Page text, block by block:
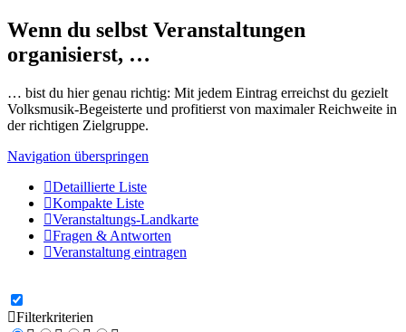
Wenn du selbst Veranstaltungen
organisierst, …
… bist du hier genau richtig: Mit jedem Eintrag erreichst du gezielt
Volksmusik-Begeisterte und profitierst von maximaler Reichweite in
der richtigen Zielgruppe.
Navigation überspringen
Detaillierte Liste
Kompakte Liste
Veranstaltungs-Landkarte
Fragen & Antworten
Veranstaltung eintragen
Filterkriterien